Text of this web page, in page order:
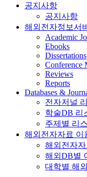
공지사항
공지사항
해외전자정보서
Academic
Ebooks
Dissertations
Conference
Reviews
Reports
Databases &
전자저널
학술DB 리
주제별 리
해외전자자료 이
해외전자
해외DB별
대학별 해